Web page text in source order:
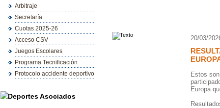
Arbitraje
Secretaría
Cuotas 2025-26
Acceso CSV
Juegos Escolares
Programa Tecnificación
Protocolo accidente deportivo
20/03/
Estos
Europa